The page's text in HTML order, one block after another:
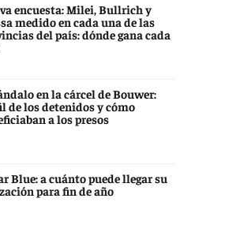
encuesta: Milei, Bullrich y
medido en cada una de las
del país: dónde gana cada
en la cárcel de Bouwer:
de los detenidos y cómo
a los presos
Blue: a cuánto puede llegar su
para fin de año